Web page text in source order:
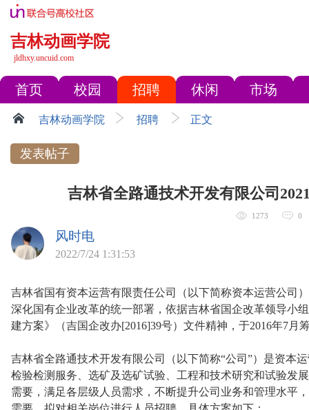
吉林动画学院
jldhxy.uncuid.com
首页 校园 招聘 休闲 市场
吉林动画学院 招聘 正文
发表帖子
吉林省全路通技术开发有限公司
1273 0
风时电
2022/7/24 1:31:53
吉林省国有资本运营有限责任公司（以下简称资本运营公司
深化国有企业改革的统一部署，依据吉林省国企改革领导小
建方案》（吉国企改办[2016]39号）文件精神，于2016年7月
吉林省全路通技术开发有限公司（以下简称“公司”）是资本
检验检测服务、选矿及选矿试验、工程和技术研究和试验发
需要，满足各层级人员需求，不断提升公司业务和管理水平